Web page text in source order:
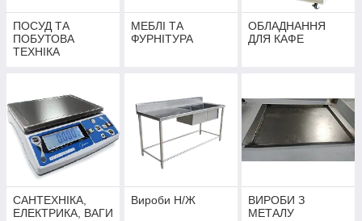
ПОСУД ТА
ПОБУТОВА
ТЕХНІКА
МЕБЛІ ТА
ФУРНІТУРА
ОБЛАДНАННЯ
ДЛЯ КАФЕ
САНТЕХНІКА,
ЕЛЕКТРИКА, ВАГИ
Вироби Н/Ж
ВИРОБИ З
МЕТАЛУ